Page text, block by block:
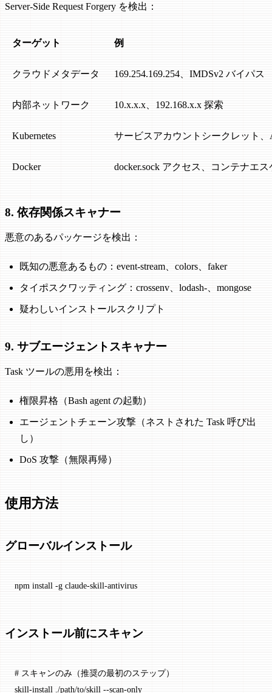
Server-Side Request Forgery を検出：
ターゲット 例
クラウドメタデータ 169.254.169.254、IMDSv2 バイパス
内部ネットワーク 10.x.x.x、192.168.x.x 探索
Kubernetes サービスアカウントシークレット
Docker docker.sock アクセス、コンテナエ
8. 依存関係スキャナー
悪意のあるパッケージを検出：
既知の悪意あるもの：event-stream、colors、faker
タイポスクワッティング：crossenv、lodash-、mongose
疑わしいインストールスクリプト
9. サブエージェントスキャナー
Task ツールの悪用を検出：
権限昇格（Bash agent の起動）
エージェントチェーン攻撃（ネストされた Task 呼び出
し）
DoS 攻撃（無限再帰）
使用方法
グローバルインストール
npm install -g claude-skill-antivirus
インストール前にスキャン
# スキャンのみ（推奨の最初のステップ）
skill-install ./path/to/skill --scan-only